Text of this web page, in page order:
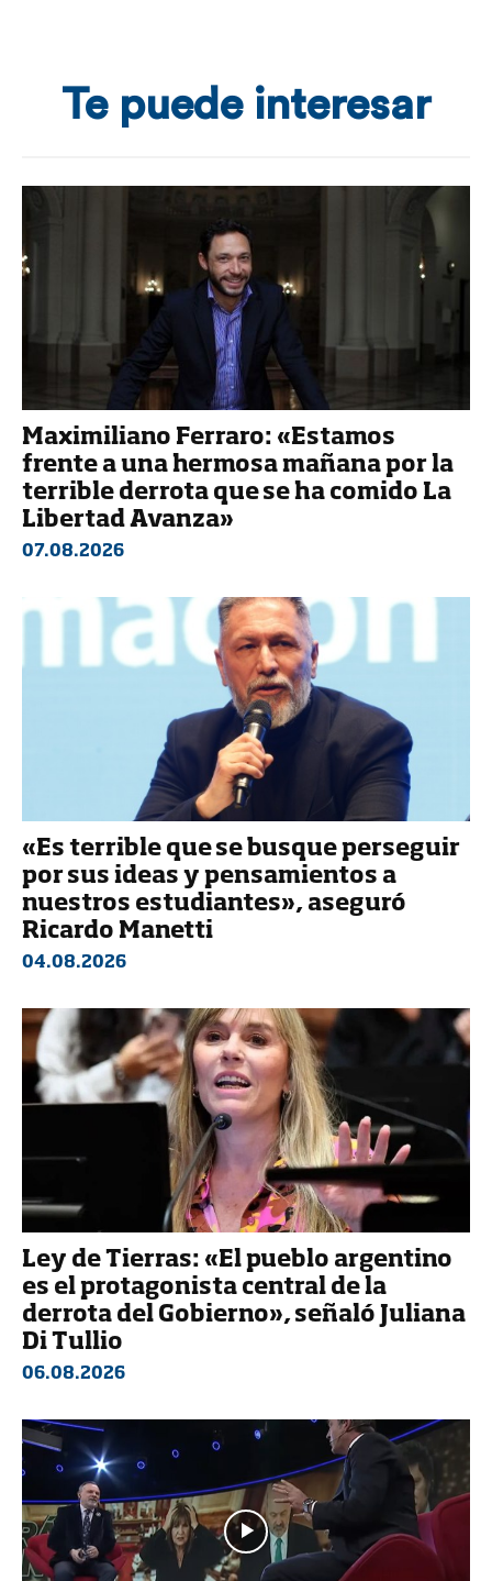
Te puede interesar
Maximiliano Ferraro: «Estamos
frente a una hermosa mañana por la
terrible derrota que se ha comido La
Libertad Avanza»
07.08.2026
«Es terrible que se busque perseguir
por sus ideas y pensamientos a
nuestros estudiantes», aseguró
Ricardo Manetti
04.08.2026
Ley de Tierras: «El pueblo argentino
es el protagonista central de la
derrota del Gobierno», señaló Juliana
Di Tullio
06.08.2026